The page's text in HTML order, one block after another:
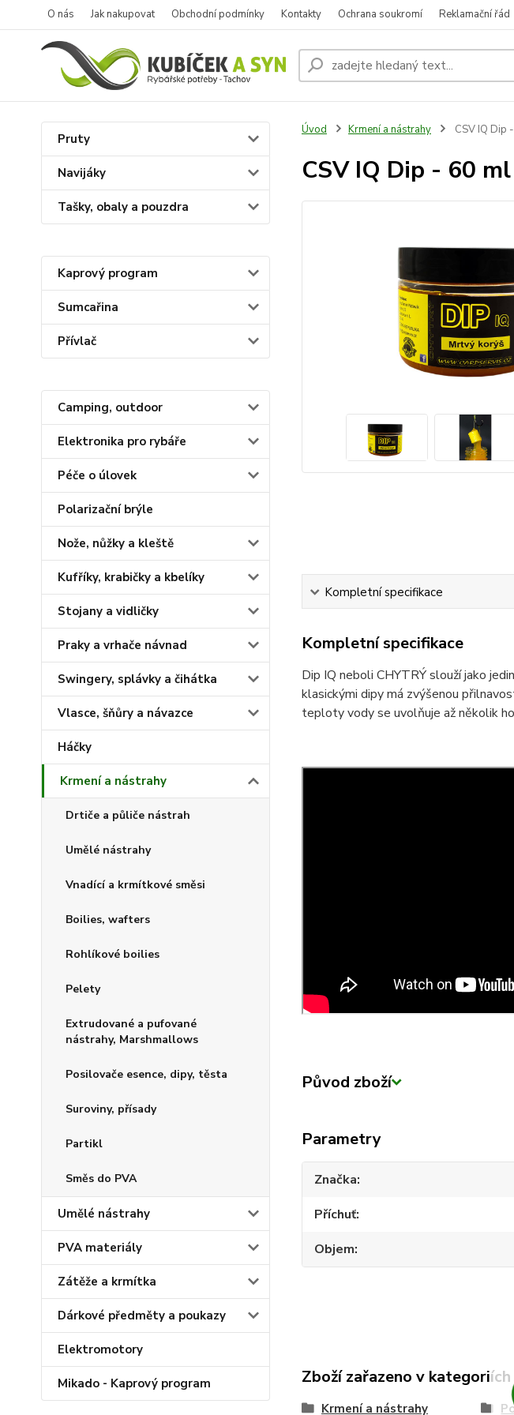
O nás Jak nakupovat Obchodní podmínky Kontakty Ochrana soukromí Reklamační řád
Pruty
Navijáky
Tašky, obaly a pouzdra
Kaprový program
Sumcařina
Přívlač
Camping, outdoor
Elektronika pro rybáře
Péče o úlovek
Polarizační brýle
Nože, nůžky a kleště
Kufříky, krabičky a kbelíky
Stojany a vidličky
Praky a vrhače návnad
Swingery, splávky a čihátka
Vlasce, šňůry a návazce
Háčky
Krmení a nástrahy
Drtiče a půliče nástrah
Umělé nástrahy
Vnadící a krmítkové směsi
Boilies, wafters
Rohlíkové boilies
Pelety
Extrudované a pufované
nástrahy, Marshmallows
Posilovače esence, dipy, těsta
Suroviny, přísady
Partikl
Směs do PVA
Umělé nástrahy
PVA materiály
Zátěže a krmítka
Dárkové předměty a poukazy
Elektromotory
Mikado - Kaprový program
Úvod Krmení a nástrahy CSV IQ Dip
CSV IQ Dip - 60
Kompletní specifikace
Kompletní specifikace
Dip IQ neboli CHYTRÝ slouží jako
klasickými dipy má zvýšenou
teploty vody se uvolňuje až několik
Původ zboží
Parametry
Značka
Příchuť
Objem
Zboží zařazeno v kategoriích
Krmení a nástrahy